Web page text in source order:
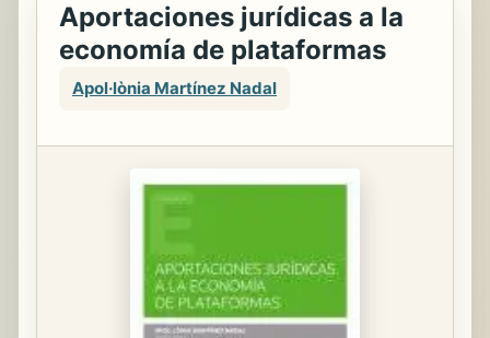
Aportaciones jurídicas a la
economía de plataformas
Apol·lònia Martínez Nadal